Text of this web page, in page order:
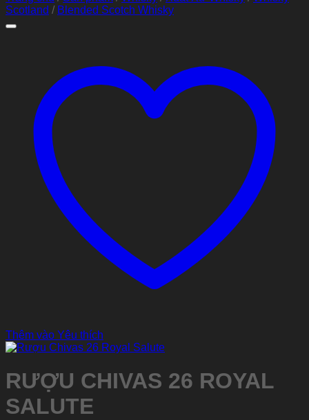
Scotland / Blended Scotch Whisky
Thêm vào Yêu thích
RƯỢU CHIVAS 26 ROYAL
SALUTE